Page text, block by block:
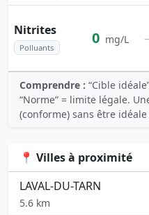
Nitrites
Polluants
0 mg/L
Comprendre : “Cible
“Norme” = limite légale.
(conforme) sans être
📍 Villes à proximité
LAVAL-DU-TARN
5.6 km